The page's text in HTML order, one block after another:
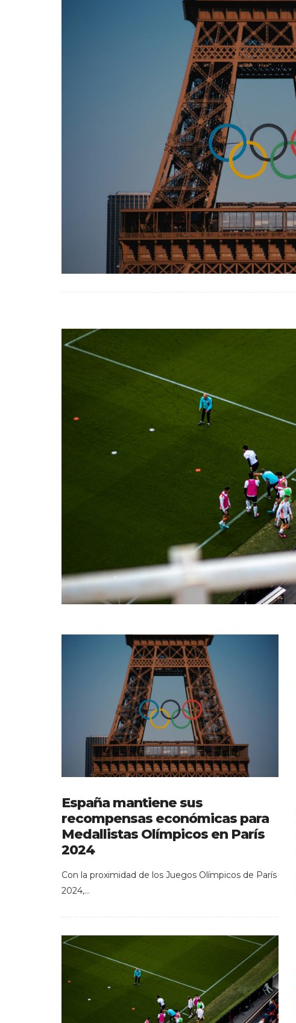
España mantiene sus
recompensas económicas para
Medallistas Olímpicos en París
2024
Con la proximidad de los Juegos Olímpicos de París
2024,…